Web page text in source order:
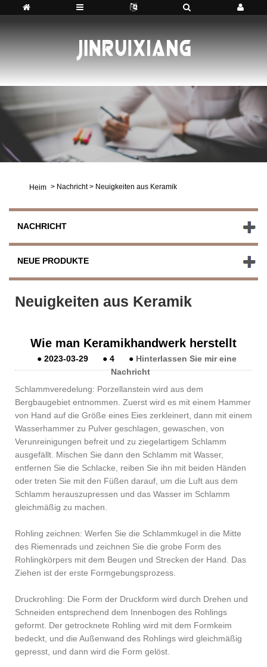
Heim > Nachricht > Neuigkeiten aus Keramik
NACHRICHT
NEUE PRODUKTE
Neuigkeiten aus Keramik
Wie man Keramikhandwerk herstellt
● 2023-03-29 ● 4 ● Hinterlassen Sie mir eine
Nachricht
Schlammveredelung: Porzellanstein wird aus dem
Bergbaugebiet entnommen. Zuerst wird es mit einem Hammer
von Hand auf die Größe eines Eies zerkleinert, dann mit einem
Wasserhammer zu Pulver geschlagen, gewaschen, von
Verunreinigungen befreit und zu ziegelartigem Schlamm
ausgefällt. Mischen Sie dann den Schlamm mit Wasser,
entfernen Sie die Schlacke, reiben Sie ihn mit beiden Händen
oder treten Sie mit den Füßen darauf, um die Luft aus dem
Schlamm herauszupressen und das Wasser im Schlamm
gleichmäßig zu machen.
Rohling zeichnen: Werfen Sie die Schlammkugel in die Mitte
des Riemenrads und zeichnen Sie die grobe Form des
Rohlingkörpers mit dem Beugen und Strecken der Hand. Das
Ziehen ist der erste Formgebungsprozess.
Druckrohling: Die Form der Druckform wird durch Drehen und
Schneiden entsprechend dem Innenbogen des Rohlings
geformt. Der getrocknete Rohling wird mit dem Formkeim
bedeckt, und die Außenwand des Rohlings wird gleichmäßig
gepresst, und dann wird die Form gelöst.